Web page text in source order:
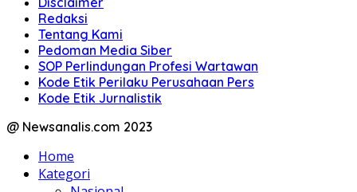
Redaksi
Tentang Kami
Pedoman Media Siber
SOP Perlindungan Profesi Wartawan
Kode Etik Perilaku Perusahaan Pers
Kode Etik Jurnalistik
@ Newsanalis.com 2023
Home
Kategori